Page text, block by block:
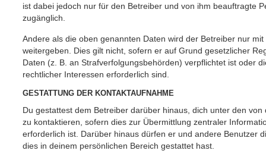
ist dabei jedoch nur für den Betreiber und von ihm beauftragte
zugänglich.
Andere als die oben genannten Daten wird der Betreiber nur
weitergeben. Dies gilt nicht, sofern er auf Grund gesetzlicher
Daten (z. B. an Strafverfolgungsbehörden) verpflichtet ist oder
rechtlicher Interessen erforderlich sind.
GESTATTUNG DER KONTAKTAUFNAHME
Du gestattest dem Betreiber darüber hinaus, dich unter den
zu kontaktieren, sofern dies zur Übermittlung zentraler
erforderlich ist. Darüber hinaus dürfen er und andere Benutzer
dies in deinem persönlichen Bereich gestattet hast.